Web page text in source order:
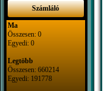
Számláló
Ma
Összesen: 0
Egyedi: 0
Legtöbb
Összesen: 660214
Egyedi: 191778